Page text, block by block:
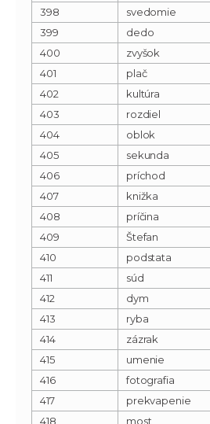
398
svedomie
399
dedo
400
zvyšok
401
plač
402
kultúra
403
rozdiel
404
oblok
405
sekunda
406
príchod
407
knižka
408
príčina
409
Štefan
410
podstata
411
súd
412
dym
413
ryba
414
zázrak
415
umenie
416
fotografia
417
prekvapenie
418
most